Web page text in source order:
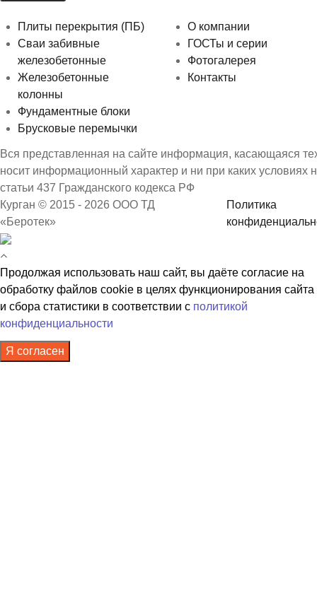
Плиты перекрытия (ПБ)
Сваи забивные
железобетонные
Железобетонные
колонны
Фундаментные блоки
Брусковые перемычки
О компании
ГОСТы и серии
Фотогалерея
Контакты
Вся представленная на сайте информация, касающаяся
носит информационный характер и ни при каких
статьи 437 Гражданского кодекса РФ
Курган © 2015 - 2026 ООО ТД
«Беротек»
Политика
Продолжая использовать наш сайт, вы даёте согласие на
обработку файлов cookie в целях функционирования сайта
и сбора статистики в соответствии с политикой
конфиденциальности
Я согласен